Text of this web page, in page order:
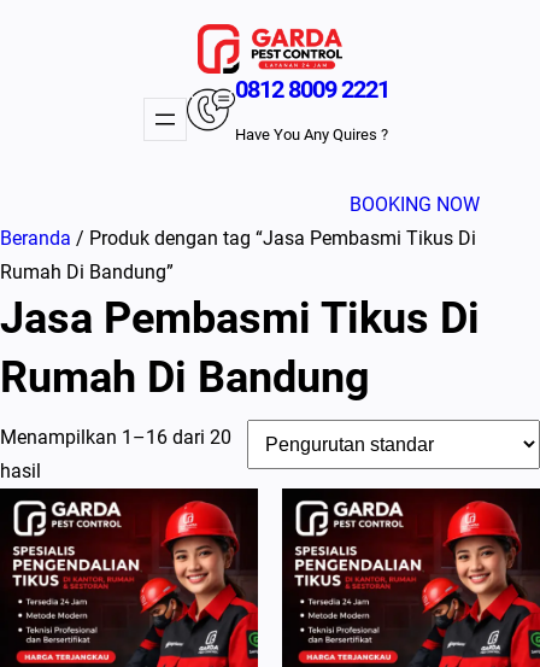
0812 8009 2221
Have You Any Quires ?
BOOKING NOW
Beranda / Produk dengan tag “Jasa Pembasmi Tikus Di
Rumah Di Bandung”
Jasa Pembasmi Tikus Di
Rumah Di Bandung
Menampilkan 1–16 dari 20
hasil